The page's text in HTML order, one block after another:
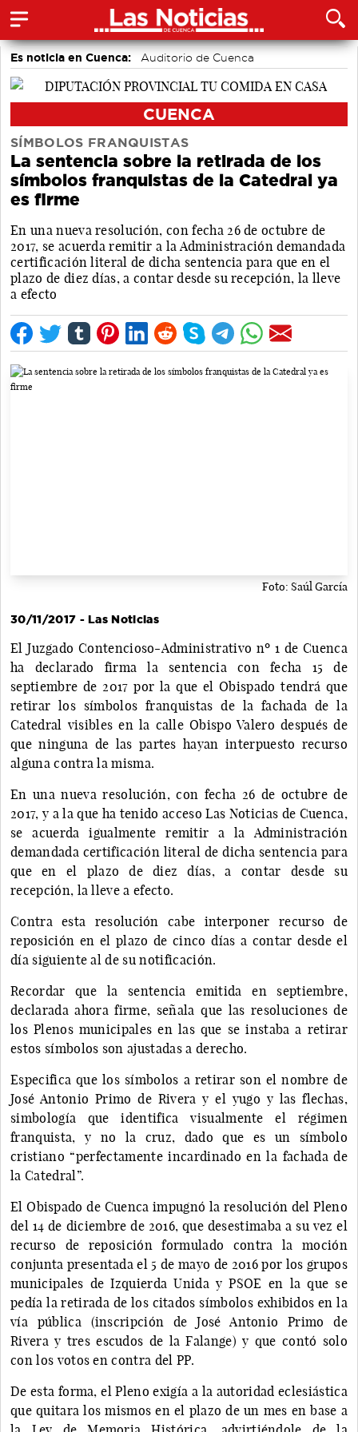
Es noticia en Cuenca: Auditorio de Cuenca
CUENCA
SÍMBOLOS FRANQUISTAS
La sentencia sobre la retirada de los
símbolos franquistas de la Catedral ya
es firme
En una nueva resolución, con fecha 26 de octubre de
2017, se acuerda remitir a la Administración demandada
certificación literal de dicha sentencia para que en el
plazo de diez días, a contar desde su recepción, la lleve
a efecto
Foto: Saúl García
30/11/2017 - Las Noticias
El Juzgado Contencioso-Administrativo nº 1 de Cuenca
ha declarado firma la sentencia con fecha 15 de
septiembre de 2017 por la que el Obispado tendrá que
retirar los símbolos franquistas de la fachada de la
Catedral visibles en la calle Obispo Valero después de
que ninguna de las partes hayan interpuesto recurso
alguna contra la misma.
En una nueva resolución, con fecha 26 de octubre de
2017, y a la que ha tenido acceso Las Noticias de Cuenca,
se acuerda igualmente remitir a la Administración
demandada certificación literal de dicha sentencia para
que en el plazo de diez días, a contar desde su
recepción, la lleve a efecto.
Contra esta resolución cabe interponer recurso de
reposición en el plazo de cinco días a contar desde el
día siguiente al de su notificación.
Recordar que la sentencia emitida en septiembre,
declarada ahora firme, señala que las resoluciones de
los Plenos municipales en las que se instaba a retirar
estos símbolos son ajustadas a derecho.
Especifica que los símbolos a retirar son el nombre de
José Antonio Primo de Rivera y el yugo y las flechas,
simbología que identifica visualmente el régimen
franquista, y no la cruz, dado que es un símbolo
cristiano “perfectamente incardinado en la fachada de
la Catedral”.
El Obispado de Cuenca impugnó la resolución del Pleno
del 14 de diciembre de 2016, que desestimaba a su vez el
recurso de reposición formulado contra la moción
conjunta presentada el 5 de mayo de 2016 por los grupos
municipales de Izquierda Unida y PSOE en la que se
pedía la retirada de los citados símbolos exhibidos en la
vía pública (inscripción de José Antonio Primo de
Rivera y tres escudos de la Falange) y que contó solo
con los votos en contra del PP.
De esta forma, el Pleno exigía a la autoridad eclesiástica
que quitara los mismos en el plazo de un mes en base a